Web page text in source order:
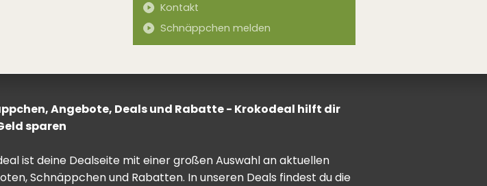
Kontakt
Schnäppchen melden
Angebote, Deals und Rabatte - Krokodeal hilft dir
sparen
ist deine Dealseite mit einer großen Auswahl an aktuellen
Schnäppchen und Rabatten. In unseren Deals findest du die